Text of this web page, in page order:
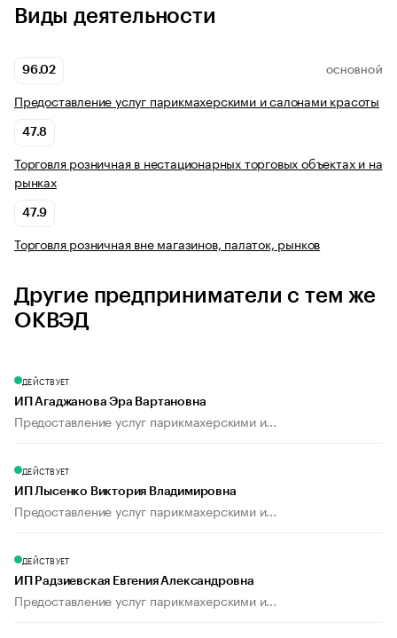
Виды деятельности
96.02 ОСНОВНОЙ
Предоставление услуг парикмахерскими и салонами красоты
47.8
Торговля розничная в нестационарных торговых объектах и на
рынках
47.9
Торговля розничная вне магазинов, палаток, рынков
Другие предприниматели с тем же
ОКВЭД
ДЕЙСТВУЕТ
ИП Агаджанова Эра Вартановна
Предоставление услуг парикмахерскими и...
ДЕЙСТВУЕТ
ИП Лысенко Виктория Владимировна
Предоставление услуг парикмахерскими и...
ДЕЙСТВУЕТ
ИП Радзиевская Евгения Александровна
Предоставление услуг парикмахерскими и...